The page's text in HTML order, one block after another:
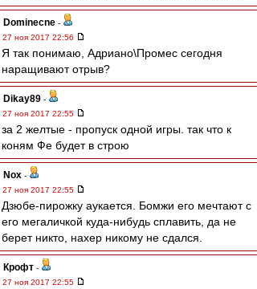
Dominecne -
27 ноя 2017 22:56
Я так понимаю, Адриано\Промес сегодня
наращивают отрыв?
Dikay89 -
27 ноя 2017 22:55
за 2 желтые - пропуск одной игры. так что к
коням Фе будет в строю
Nox -
27 ноя 2017 22:55
Дзюбе-пирожку аукается. Бомжи его мечтают с
его мегаличкой куда-нибудь сплавить, да не
берет никто, нахер никому не сдался.
Крофт -
27 ноя 2017 22:55